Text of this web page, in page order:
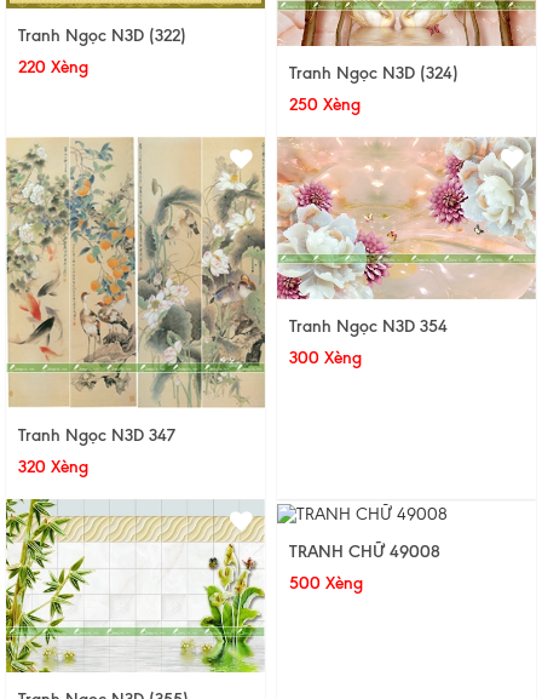
Tranh Ngọc N3D (322)
220 Xèng
Tranh Ngọc N3D (324)
250 Xèng
Tranh Ngọc N3D 347
320 Xèng
Tranh Ngọc N3D 354
300 Xèng
TRANH CHỮ 49008
500 Xèng